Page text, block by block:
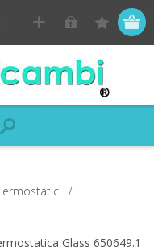
/
Glass 650649.1